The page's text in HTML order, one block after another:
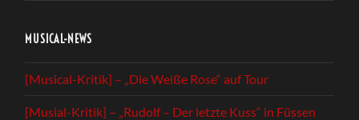
MUSICAL-NEWS
[Musical-Kritik] – „Die Weiße Rose“ auf Tour
[Musial-Kritik] – „Rudolf – Der letzte Kuss“ in Füssen